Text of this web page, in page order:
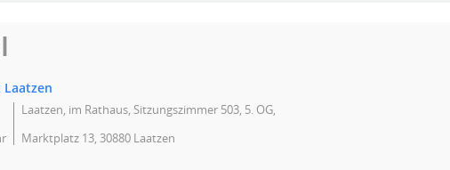
Laatzen, im Rathaus, Sitzungszimmer 503, 5. OG,
Marktplatz 13, 30880 Laatzen